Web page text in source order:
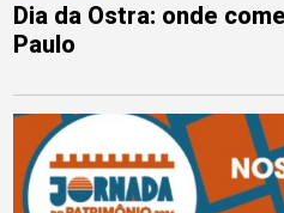
Dia da Ostra: onde
Paulo